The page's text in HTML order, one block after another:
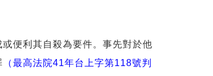
便利其自殺為要件。事先對於他
（最高法院41年台上字第118號判